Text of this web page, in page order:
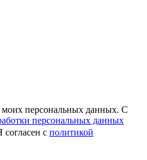
моих персональных данных. С
персональных данных
согласен с политикой